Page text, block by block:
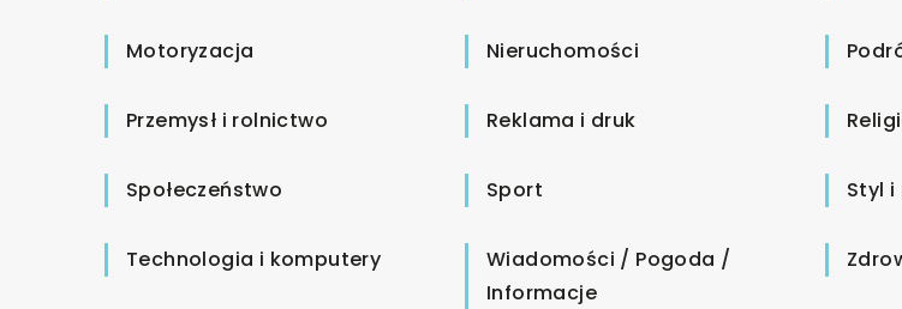
Motoryzacja Nieruchomości
Przemysł i rolnictwo Reklama i druk
Społeczeństwo Sport Styl
Technologia i komputery
Wiadomości / Pogoda /
Informacje